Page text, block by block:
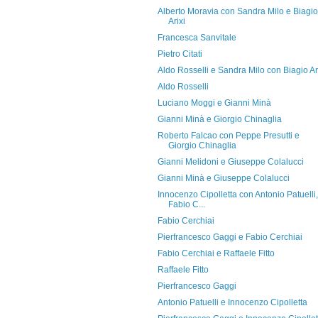
Alberto Moravia con Sandra Milo e Biagio
Arixi
Francesca Sanvitale
Pietro Citati
Aldo Rosselli e Sandra Milo con Biagio
Aldo Rosselli
Luciano Moggi e Gianni Minà
Gianni Minà e Giorgio Chinaglia
Roberto Falcao con Peppe Presutti e
Giorgio Chinaglia
Gianni Melidoni e Giuseppe Colalucci
Gianni Minà e Giuseppe Colalucci
Innocenzo Cipolletta con Antonio Patuelli,
Fabio C...
Fabio Cerchiai
Pierfrancesco Gaggi e Fabio Cerchiai
Fabio Cerchiai e Raffaele Fitto
Raffaele Fitto
Pierfrancesco Gaggi
Antonio Patuelli e Innocenzo Cipolletta